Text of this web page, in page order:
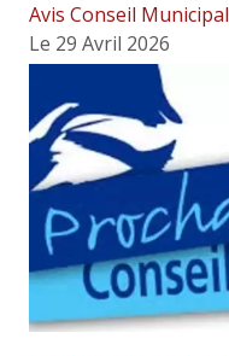
Avis Conseil Municipal
Le 29 Avril 2026